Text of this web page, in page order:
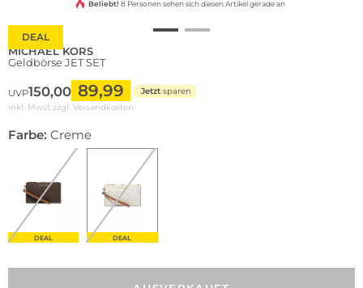
DEAL
Beliebt! 8 Personen sehen sich diesen Artikel gerade an
MICHAEL KORS
Geldbörse JET SET
UVP150,00 89,99 Jetzt sparen
inkl. Mwst zzgl. Versandkosten
Farbe: Creme
DEAL DEAL